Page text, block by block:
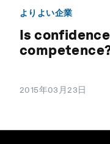
よりよい企業
Is
2015年03月23日